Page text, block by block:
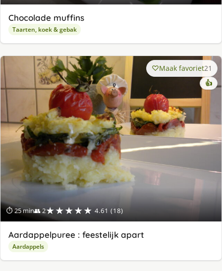
Chocolade muffins
Taarten, koek & gebak
⏱ 25 min👥 2★★★★★ 4.61 (18)
Maak favoriet21
👍
Aardappelpuree : feestelijk apart
Aardappels